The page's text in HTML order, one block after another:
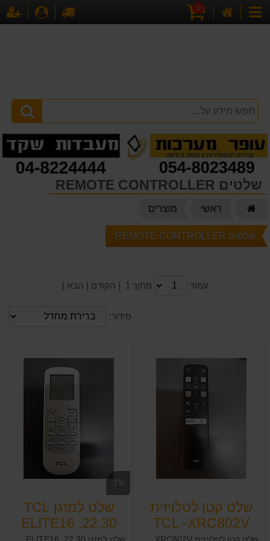
קטגוריות
0
לקופה
שלטים REMOTE CONTROLLER
ראשי מוצרים
שלטים REMOTE CONTROLLER
עמוד מתוך 1 [ הקודם | הבא ]
סידור:
שלט קטן לטלויזית
TCL -XRC802V
-1%
שלט למזגן TCL
ELITE16 ,22,30